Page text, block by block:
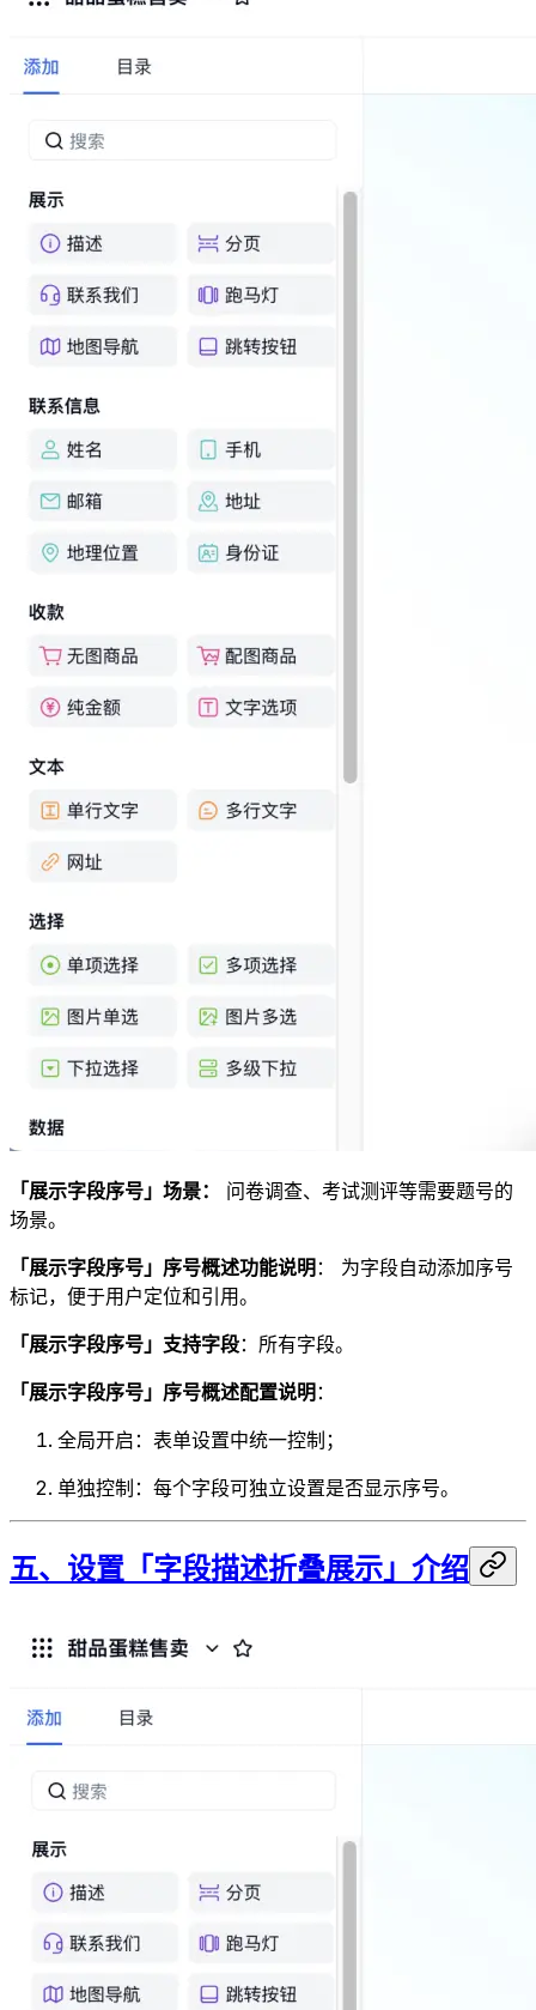
「展示字段序号」场景：
问卷调查、考试测评等需要题号的
场景。
「展示字段序号」序号概述功能说明： 为字段自动添加序号
标记，便于用户定位和引用。
「展示字段序号」支持字段：所有字段。
「展示字段序号」序号概述配置说明：
全局开启：表单设置中统一控制；
单独控制：每个字段可独立设置是否显示序号。
五、设置「字段描述折叠展示」介绍